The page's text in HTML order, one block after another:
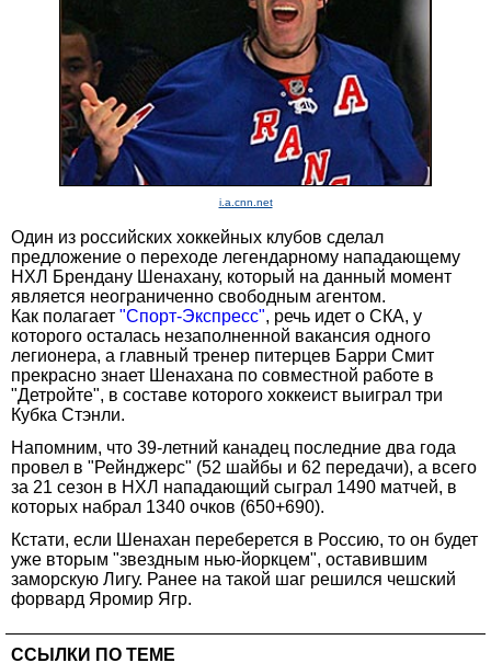
i.a.cnn.net
Один из российских хоккейных клубов сделал
предложение о переходе легендарному нападающему
НХЛ Брендану Шенахану, который на данный момент
является неограниченно свободным агентом.
Как полагает "Спорт-Экспресс", речь идет о СКА, у
которого осталась незаполненной вакансия одного
легионера, а главный тренер питерцев Барри Смит
прекрасно знает Шенахана по совместной работе в
"Детройте", в составе которого хоккеист выиграл три
Кубка Стэнли.
Напомним, что 39-летний канадец последние два года
провел в "Рейнджерс" (52 шайбы и 62 передачи), а всего
за 21 сезон в НХЛ нападающий сыграл 1490 матчей, в
которых набрал 1340 очков (650+690).
Кстати, если Шенахан переберется в Россию, то он будет
уже вторым "звездным нью-йоркцем", оставившим
заморскую Лигу. Ранее на такой шаг решился чешский
форвард Яромир Ягр.
ССЫЛКИ ПО ТЕМЕ